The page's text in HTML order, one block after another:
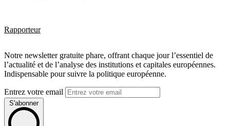
Rapporteur
Notre newsletter gratuite phare, offrant chaque jour l’essentiel de
l’actualité et de l’analyse des institutions et capitales européennes.
Indispensable pour suivre la politique européenne.
Entrez votre email
S'abonner